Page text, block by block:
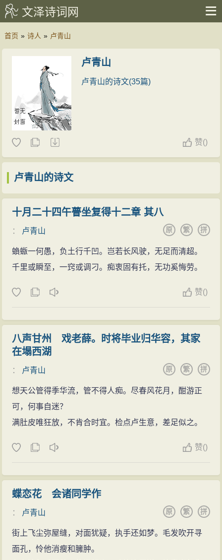
文泽诗词网
首页 » 诗人 » 卢青山
卢青山
卢青山的诗文(35篇)
赞()
卢青山的诗文
十月二十四午瞢坐复得十二章 其八
： 卢青山 拼
繁
原
蝜蝂一何愚，负土行千凹。岂若长风驶，无足而清超。
千里或瞬至，一窍或调刁。痴衷固有托，无功奚悔劳。
赞()
八声甘州 戏老薛。时将毕业归华容，其家
在塌西湖
： 卢青山 拼
繁
原
想天公管得季华流，管不得人痴。尽春风花月，酣游正
可，何事自迷？
满肚皮唯狂放，不肯合时宜。检点卢生意，差足似之。
赞()
蝶恋花 会诸同学作
： 卢青山 拼
繁
原
街上飞尘弥屋缝，对面犹疑，执手还如梦。毛发吹开寻
面孔，怜他消瘦和臃肿。